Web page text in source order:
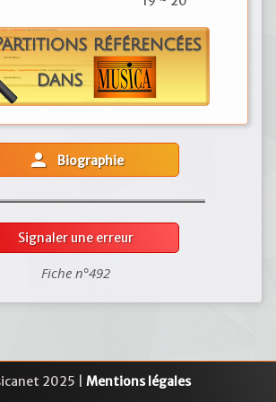
person Biographie
Signaler une erreur
Fiche n°492
2025 | Mentions légales